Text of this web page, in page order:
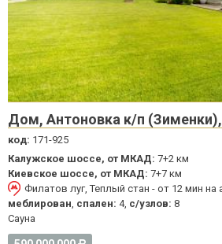
Дом, Антоновка к/п
код: 171-925
Калужское шоссе, от МКАД: 7+2 км
Киевское шоссе, от МКАД: 7+7 км
Филатов луг, Теплый стан - от 12 мин на
меблирован, спален: 4, с/узлов: 8
Cауна